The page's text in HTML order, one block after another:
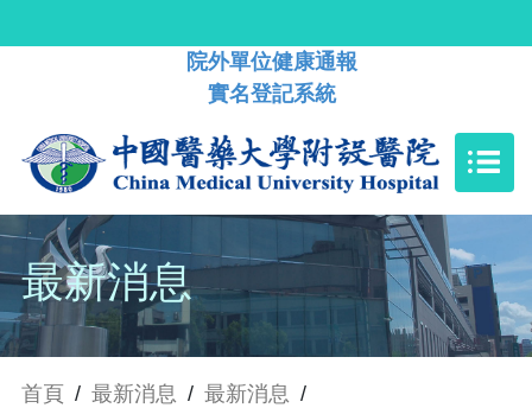
院外單位健康通報
實名登記系統
最新消息
首頁 / 最新消息 / 最新消息 /